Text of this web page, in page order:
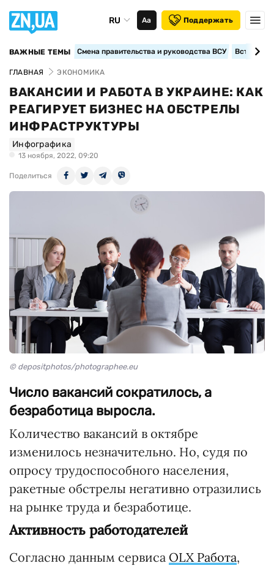
RU Аа Поддержать
ВАЖНЫЕ ТЕМЫ Смена правительства и руководства ВСУ
ГЛАВНАЯ ЭКОНОМИКА
ВАКАНСИИ И РАБОТА В УКРАИНЕ: КАК
РЕАГИРУЕТ БИЗНЕС НА ОБСТРЕЛЫ
ИНФРАСТРУКТУРЫ
Инфографика
13 ноября, 2022, 09:20
Поделиться
© depositphotos/photographee.eu
Число вакансий сократилось, а
безработица выросла.
Количество вакансий в октябре
изменилось незначительно. Но, судя по
опросу трудоспособного населения,
ракетные обстрелы негативно отразились
на рынке труда и безработице.
Активность работодателей
Согласно данным сервиса OLX Работа,